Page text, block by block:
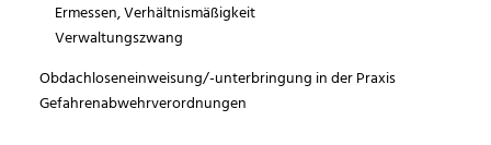
Ermessen, Verhältnismäßigkeit
Verwaltungszwang
Obdachloseneinweisung/-unterbringung in der Praxis
Gefahrenabwehrverordnungen